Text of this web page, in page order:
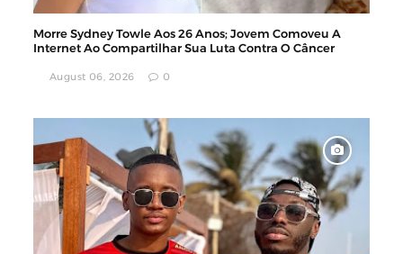
Morre Sydney Towle Aos 26 Anos; Jovem Comoveu A
Internet Ao Compartilhar Sua Luta Contra O Câncer
August 06, 2026 0